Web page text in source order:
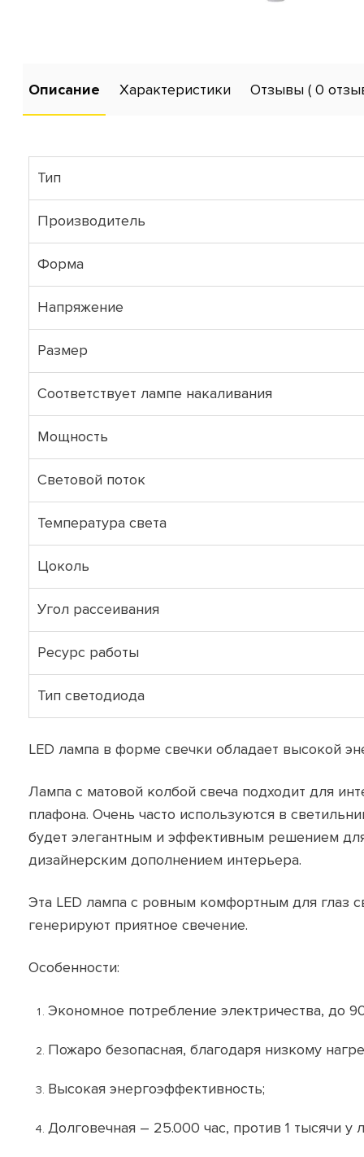
Описание Характеристики Отзывы ( 0
Тип
Производитель
Форма
Напряжение
Размер
Соответствует лампе накаливания
Мощность
Световой поток
Температура света
Цоколь
Угол рассеивания
Ресурс работы
Тип светодиода
LED лампа в форме свечки обладает высокой
Лампа с матовой колбой свеча подходит для
плафона. Очень часто используются в
будет элегантным и эффективным решением
дизайнерским дополнением интерьера.
Эта LED лампа с ровным комфортным для глаз
генерируют приятное свечение.
Особенности:
Экономное потребление электричества, до
Пожаро безопасная, благодаря низкому
Высокая энергоэффективность;
Долговечная – 25.000 час, против 1 тысячи у